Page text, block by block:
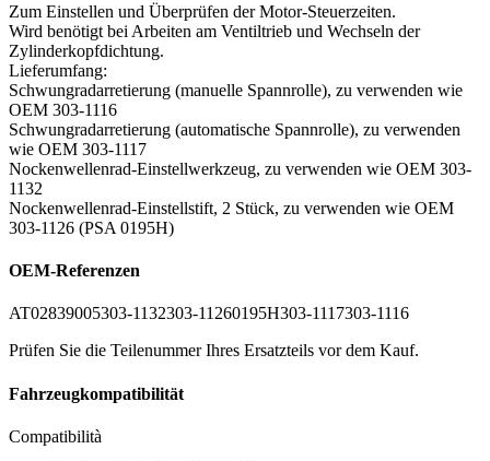
Zum Einstellen und Überprüfen der Motor-Steuerzeiten.
Wird benötigt bei Arbeiten am Ventiltrieb und Wechseln der
Zylinderkopfdichtung.
Lieferumfang:
Schwungradarretierung (manuelle Spannrolle), zu verwenden wie
OEM 303-1116
Schwungradarretierung (automatische Spannrolle), zu verwenden
wie OEM 303-1117
Nockenwellenrad-Einstellwerkzeug, zu verwenden wie OEM 303-
1132
Nockenwellenrad-Einstellstift, 2 Stück, zu verwenden wie OEM
303-1126 (PSA 0195H)
OEM-Referenzen
AT02839005303-1132303-11260195H303-1117303-1116
Prüfen Sie die Teilenummer Ihres Ersatzteils vor dem Kauf.
Fahrzeugkompatibilität
Compatibilità